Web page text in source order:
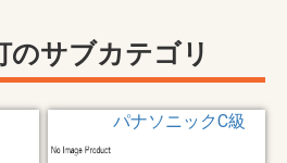
のサブカテゴリ
パナソニックC級